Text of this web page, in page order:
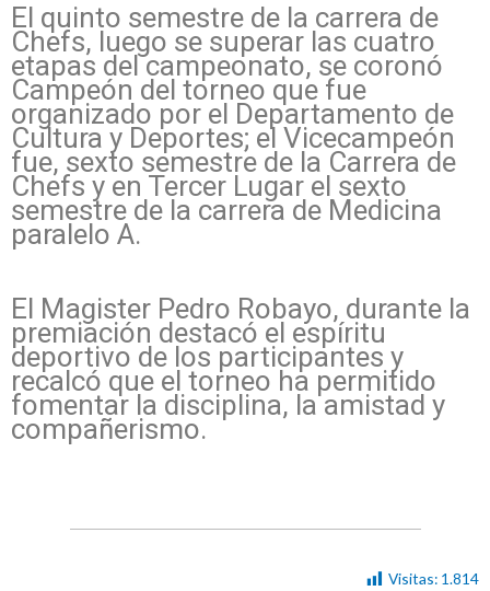
El quinto semestre de la carrera de
Chefs, luego se superar las cuatro
etapas del campeonato, se coronó
Campeón del torneo que fue
organizado por el Departamento de
Cultura y Deportes; el Vicecampeón
fue, sexto semestre de la Carrera de
Chefs y en Tercer Lugar el sexto
semestre de la carrera de Medicina
paralelo A.
El Magister Pedro Robayo, durante la
premiación destacó el espíritu
deportivo de los participantes y
recalcó que el torneo ha permitido
fomentar la disciplina, la amistad y
compañerismo.
Visitas: 1.814